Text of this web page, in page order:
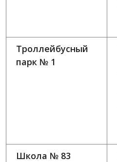
Троллейбусный
парк № 1
Школа № 83